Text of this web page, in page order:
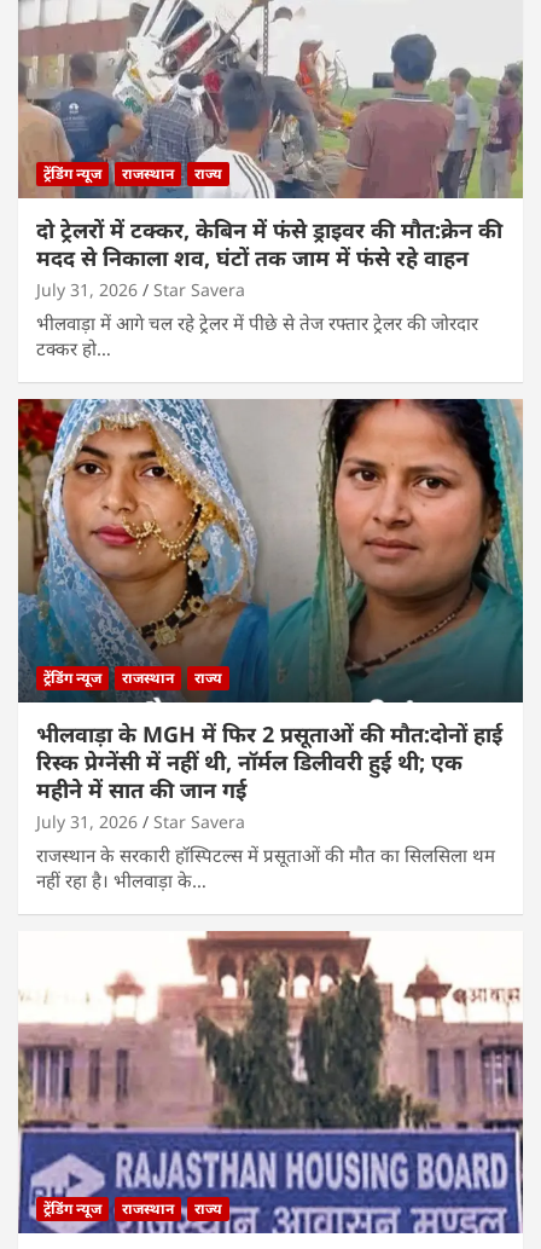
ट्रेंडिंग न्यूज राजस्थान राज्य
दो ट्रेलरों में टक्कर, केबिन में फंसे ड्राइवर की मौत:क्रेन की
मदद से निकाला शव, घंटों तक जाम में फंसे रहे वाहन
July 31, 2026 Star Savera
भीलवाड़ा में आगे चल रहे ट्रेलर में पीछे से तेज रफ्तार ट्रेलर की जोरदार
टक्कर हो…
ट्रेंडिंग न्यूज राजस्थान राज्य
भीलवाड़ा के MGH में फिर 2 प्रसूताओं की मौत:दोनों हाई
रिस्क प्रेग्नेंसी में नहीं थी, नॉर्मल डिलीवरी हुई थी; एक
महीने में सात की जान गई
July 31, 2026 Star Savera
राजस्थान के सरकारी हॉस्पिटल्स में प्रसूताओं की मौत का सिलसिला थम
नहीं रहा है। भीलवाड़ा के…
ट्रेंडिंग न्यूज राजस्थान राज्य